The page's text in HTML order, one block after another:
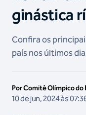
ginástica
Confira os
país nos últimos
Por Comitê Olímpico do
10 de jun, 2024 às